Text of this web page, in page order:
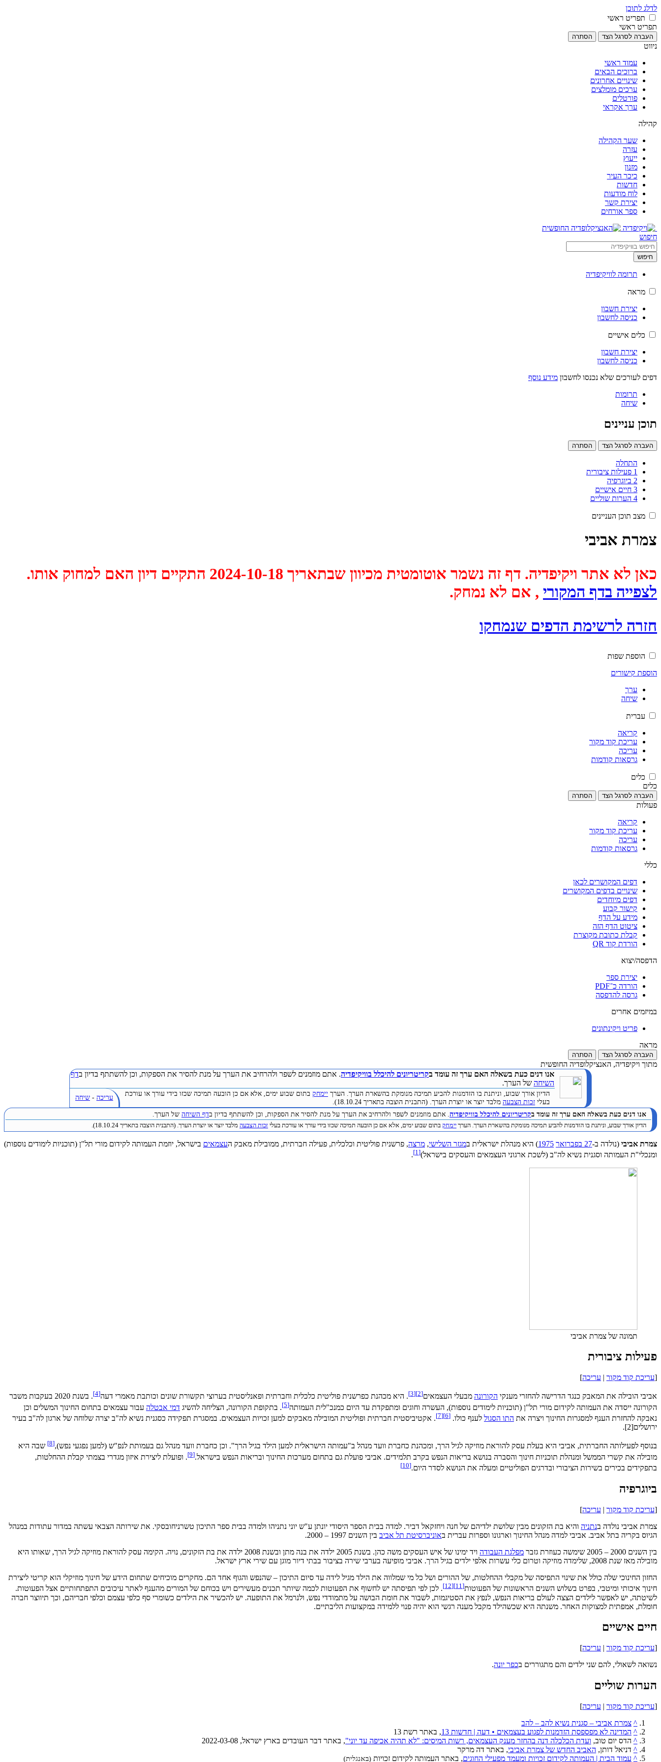
לדלג לתוכן
תפריט ראשי
תפריט ראשי
העברה לסרגל הצד הסתרה
ניווט
עמוד ראשי
ברוכים הבאים
שינויים אחרונים
ערכים מומלצים
פורטלים
ערך אקראי
קהילה
שער הקהילה
עזרה
ייעוץ
מזנון
כיכר העיר
חדשות
לוח מודעות
יצירת קשר
ספר אורחים
חיפוש
חיפוש
תרומה לוויקיפדיה
מראה
יצירת חשבון
כניסה לחשבון
כלים אישיים
יצירת חשבון
כניסה לחשבון
דפים לעורכים שלא נכנסו לחשבון מידע נוסף
תרומות
שיחה
תוכן עניינים
העברה לסרגל הצד הסתרה
התחלה
1 פעילות ציבורית
2 ביוגרפיה
3 חיים אישיים
4 הערות שוליים
מצב תוכן העניינים
צמרת אביבי
כאן לא אתר ויקיפדיה. דף זה נשמר אוטומטית מכיוון שבתאריך 2024-10-18 התקיים דיון האם למחוק אותו.
לצפייה בדף המקורי , אם לא נמחק.
חזרה לרשימת הדפים שנמחקו
הוספת שפות
הוספת קישורים
ערך
שיחה
עברית
קריאה
עריכת קוד מקור
עריכה
גרסאות קודמות
כלים
כלים
העברה לסרגל הצד הסתרה
פעולות
קריאה
עריכת קוד מקור
עריכה
גרסאות קודמות
כללי
דפים המקושרים לכאן
שינויים בדפים המקושרים
דפים מיוחדים
קישור קבוע
מידע על הדף
ציטוט הדף הזה
קבלת כתובת מקוצרת
הורדת קוד QR
הדפסה/יצוא
יצירת ספר
הורדה כ־PDF
גרסה להדפסה
במיזמים אחרים
פריט ויקינתונים
מראה
העברה לסרגל הצד הסתרה
מתוך ויקיפדיה, האנציקלופדיה החופשית
אנו דנים כעת בשאלה האם ערך זה עומד בקריטריונים להיכלל בוויקיפדיה. אתם מוזמנים לשפר ולהרחיב את הערך על מנת להסיר את הספקות, וכן להשתתף בדיון בדף
השיחה של הערך.
הדיון אורך שבוע, וניתנת בו הזדמנות להביע תמיכה מנומקת בהשארת הערך. הערך יימחק בתום שבוע ימים, אלא אם כן הובעה תמיכה שכזו בידי עורך או עורכת
בעלי זכות הצבעה מלבד יוצר או יוצרת הערך. (התבנית הוצבה בתאריך 18.10.24).
עריכה - שיחה
אנו דנים כעת בשאלה האם ערך זה עומד בקריטריונים להיכלל בוויקיפדיה. אתם מוזמנים לשפר ולהרחיב את הערך על מנת להסיר את הספקות, וכן להשתתף בדיון בדף השיחה של הערך.
הדיון אורך שבוע, וניתנת בו הזדמנות להביע תמיכה מנומקת בהשארת הערך. הערך יימחק בתום שבוע ימים, אלא אם כן הובעה תמיכה שכזו בידי עורך או עורכת בעלי זכות הצבעה מלבד יוצר או יוצרת הערך. (התבנית הוצבה בתאריך 18.10.24).
צמרת אביבי (נולדה ב-27 בפברואר 1975) היא מנהלת ישראלית במגזר השלישי, מרצה, פרשנית פוליטית וכלכלית, פעילה חברתית, ממובילת מאבק העצמאים בישראל, יוזמת העמותה לקידום מורי תל"ן (תוכניות לימודים נוספות)
ומנכלי"ת העמותה וסגנית נשיא לה"ב (לשכת ארגוני העצמאים והעסקים בישראל)[
1
]
.
תמונה של צמרת אביבי
פעילות ציבורית
[עריכת קוד מקור | עריכה]
אביבי הובילה את המאבק כנגד הדרישה להחזרי מענקי הקורונה מבעלי העצמאים[
2
]
[
3
]. היא מכהנת כפרשנית פוליטית כלכלית וחברתית ופאנליסטית בערוצי תקשורת שונים וכותבת מאמרי דעה[
4
]
. בשנת 2020 בעקבות משבר
הקורונה ייסדה את העמותה לקידום מורי תל"ן (תוכניות לימודים נוספות), העשרה וחוגים ומתפקדת עד היום כמנכ"לית העמותה[
5
]. בתקופת הקורונה, הצליחה להשיג דמי אבטלה עבור עצמאים בתחום החינוך המשלים וכן
נאבקה להחזרת הענף למסגרות החינוך ויצרה את התו הסגול לענף כולו. [
6
]
[
7
]. אקטיביסטית חברתית ופוליטית המובילה מאבקים למען זכויות העצמאים. במסגרת תפקידה כסגנית נשיא לה"ב יצרה שלוחה של ארגון לה"ב בעיר
ירושלים[2].
בנוסף לפעילותה החברתית, אביבי היא בעלת עסק להוראת מוזיקה לגיל הרך, ומכהנת כחברת וועד מנהל ב"עמותה הישראלית למען הילד בגיל הרך". וכן כחברת וועד מנהל גם בעמותת לנפ"ש (למען נפגעי נפש),[
8
] שבה היא
מובילה את קשרי הממשל ומנהלת תוכניות חינוך והסברה בנושא בריאות הנפש בקרב תלמידים. אביבי פועלת גם בתחום מערכות החינוך ובריאות הנפש בישראל.[
9
]. ופועלת ליצירת איזון מגדרי בצמתי קבלת ההחלטות,
בתפקידים בכירים בשירות הציבורי ובדרגים הפוליטיים ומעלה את הנושא לסדר היום.[
10
]
ביוגרפיה
[עריכת קוד מקור | עריכה]
צמרת אביבי נולדה בנתניה והיא בת הזקונים מבין שלושת ילדיהם של חנה ויחזקאל דביר. למדה בבית הספר היסודי יונתן ע"ש יוני נתניהו ולמדה בבית ספר התיכון טשרניחובסקי. את שירותה הצבאי עשתה במדור עתודות במנהל
הגיוס בקריה בתל אביב. אביבי למדה מנהל החינוך וארגונו וספרות עברית באוניברסיטת תל אביב בין השנים 1997 – 2000.
בין השנים 2000 – 2005 שימשה כעוזרת גזבר
מפלגת העבודה
ויד ימינו של איש העסקים משה כהן. בשנת 2005 ילדה את בנה מתן ובשנת 2008 ילדה את בת הזקונים, נויה. הקימה עסק להוראת מוזיקה לגיל הרך, שאותו היא
מובילה מאז שנת 2008, שלימדה מוזיקה וטרום כלי עשרות אלפי ילדים בגיל הרך. אביבי מופיעה בערבי שירה בציבור בבתי דיור מוגן עם שירי ארץ ישראל.
החזון החינוכי שלה כולל את שינוי התפיסה של מקבלי ההחלטות, של ההורים ושל כל מי שמלווה את הילד מגיל לידה עד סיום התיכון – שהנפש והגוף אחד הם. מחקרים מוכיחים שתחום הידע של חינוך מוזיקלי הוא קריטי ליצירת
חינוך איכותי ומיטבי, בפרט בשלוש השנים הראשונות של הפעוטות[
11
]
[
12
]. לכן לפי תפיסתה יש לחשוף את הפעוטות לכמה שיותר תכנים מעשירים ויש בכוחם של המורים מהענף לאתר עיכובים התפתחותיים אצל הפעוטות.
לשיטתה, יש לאפשר לילדים הצצה לעולם בריאות הנפש, לנפץ את הסטיגמות, לשבור את חומת הבושה על מתמודדי נפש, ולנרמל את התופעה. יש להכשיר את הילדים כשומרי סף כלפי עצמם וכלפי חבריהם, וכך תיווצר חברה
חומלת, אמפתית למצוקות האחר. משנתה היא שכשהילד מקבל מענה רגשי הוא יהיה פנוי ללמידה במקצועות הליבתיים.
חיים אישיים
[עריכת קוד מקור | עריכה]
נשואה לשאולי, להם שני ילדים והם מתגוררים בכפר יונה.
הערות שוליים
[עריכת קוד מקור | עריכה]
^ צמרת אביבי – סגנית נשיא להב – להב
^ המדינה לא מפספסת הזדמנות לפגוע בעצמאים • דעה | חדשות 13
, באתר רשת 13
^ הדס יום טוב, ועדת הכלכלה דנה בהחזר מענק העצמאים, רשות המיסים: "לא תהיה אכיפה עד יוני", באתר דבר העובדים בארץ ישראל, ‏2022-03-08
^ דניאל דותן, האביב החדש של צמרת אביבי, באתר דה מרקר
^ עמוד הבית | העמותה לקידום זכויות ומעמד מפעילי החוגים, באתר העמותה לקידום זכויות (באנגלית)